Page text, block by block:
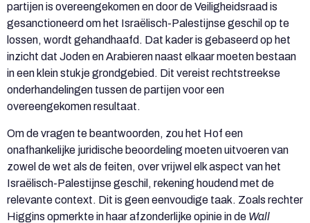
partijen is overeengekomen en door de Veiligheidsraad is
gesanctioneerd om het Israëlisch-Palestijnse geschil op te
lossen, wordt gehandhaafd. Dat kader is gebaseerd op het
inzicht dat Joden en Arabieren naast elkaar moeten bestaan
in een klein stukje grondgebied. Dit vereist rechtstreekse
onderhandelingen tussen de partijen voor een
overeengekomen resultaat.
Om de vragen te beantwoorden, zou het Hof een
onafhankelijke juridische beoordeling moeten uitvoeren van
zowel de wet als de feiten, over vrijwel elk aspect van het
Israëlisch-Palestijnse geschil, rekening houdend met de
relevante context. Dit is geen eenvoudige taak. Zoals rechter
Higgins opmerkte in haar afzonderlijke opinie in de Wall